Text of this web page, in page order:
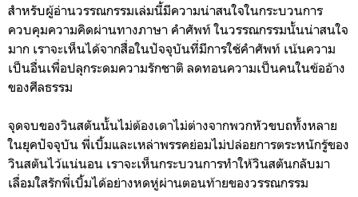
สำหรับผู้อ่านวรรณกรรมเล่มนี้มีความน่าสนใจในกระบวนการ
ควบคุมความคิดผ่านทางภาษา คำศัพท์ ในวรรณกรรมนั้นน่าสนใจ
มาก เราจะเห็นได้จากสื่อในปัจจุบันที่มีการใช้คำศัพท์ เน้นความ
เป็นอื่นเพื่อปลุกระดมความรักชาติ ลดทอนความเป็นคนในข้ออ้าง
ของศีลธรรม
จุดจบของวินสตันนั้นไม่ต้องเดาไม่ต่างจากพวกหัวขบถทั้งหลาย
ในยุคปัจจุบัน พี่เบิ้มและเหล่าพรรคย่อมไม่ปล่อยการตระหนักรู้ของ
วินสตันไว้แน่นอน เราจะเห็นกระบวนการทำให้วินสตันกลับมา
เลื่อมใสรักพี่เบิ้มได้อย่างหดหู่ผ่านตอนท้ายของวรรณกรรม